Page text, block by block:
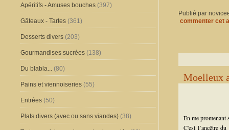
Apéritifs - Amuses bouches (397)
Gâteaux - Tartes (361)
Desserts divers (203)
Gourmandises sucrées (138)
Du blabla... (80)
Pains et viennoiseries (55)
Entrées (50)
Plats divers (avec ou sans viandes) (38)
Publié par
commenter cet
Moelleux
En me
C'est l’ancêtre